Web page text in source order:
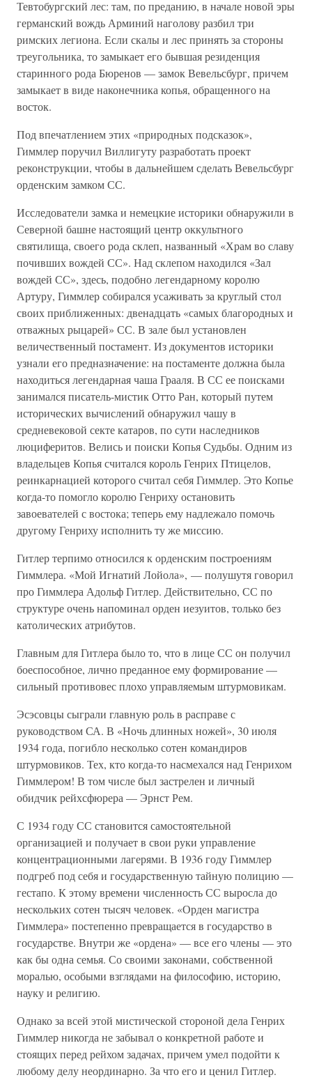
Тевтобургский лес: там, по преданию, в начале новой эры
германский вождь Арминий наголову разбил три
римских легиона. Если скалы и лес принять за стороны
треугольника, то замыкает его бывшая резиденция
старинного рода Бюренов — замок Вевельсбург, причем
замыкает в виде наконечника копья, обращенного на
восток.
Под впечатлением этих «природных подсказок»,
Гиммлер поручил Виллигуту разработать проект
реконструкции, чтобы в дальнейшем сделать Вевельсбург
орденским замком СС.
Исследователи замка и немецкие историки обнаружили в
Северной башне настоящий центр оккультного
святилища, своего рода склеп, названный «Храм во славу
почивших вождей СС». Над склепом находился «Зал
вождей СС», здесь, подобно легендарному королю
Артуру, Гиммлер собирался усаживать за круглый стол
своих приближенных: двенадцать «самых благородных и
отважных рыцарей» СС. В зале был установлен
величественный постамент. Из документов историки
узнали его предназначение: на постаменте должна была
находиться легендарная чаша Грааля. В СС ее поисками
занимался писатель-мистик Отто Ран, который путем
исторических вычислений обнаружил чашу в
средневековой секте катаров, по сути наследников
люциферитов. Велись и поиски Копья Судьбы. Одним из
владельцев Копья считался король Генрих Птицелов,
реинкарнацией которого считал себя Гиммлер. Это Копье
когда-то помогло королю Генриху остановить
завоевателей с востока; теперь ему надлежало помочь
другому Генриху исполнить ту же миссию.
Гитлер терпимо относился к орденским построениям
Гиммлера. «Мой Игнатий Лойола», — полушутя говорил
про Гиммлера Адольф Гитлер. Действительно, СС по
структуре очень напоминал орден иезуитов, только без
католических атрибутов.
Главным для Гитлера было то, что в лице СС он получил
боеспособное, лично преданное ему формирование —
сильный противовес плохо управляемым штурмовикам.
Эсэсовцы сыграли главную роль в расправе с
руководством СА. В «Ночь длинных ножей», 30 июля
1934 года, погибло несколько сотен командиров
штурмовиков. Тех, кто когда-то насмехался над Генрихом
Гиммлером! В том числе был застрелен и личный
обидчик рейхсфюрера — Эрнст Рем.
С 1934 году СС становится самостоятельной
организацией и получает в свои руки управление
концентрационными лагерями. В 1936 году Гиммлер
подгреб под себя и государственную тайную полицию —
гестапо. К этому времени численность СС выросла до
нескольких сотен тысяч человек. «Орден магистра
Гиммлера» постепенно превращается в государство в
государстве. Внутри же «ордена» — все его члены — это
как бы одна семья. Со своими законами, собственной
моралью, особыми взглядами на философию, историю,
науку и религию.
Однако за всей этой мистической стороной дела Генрих
Гиммлер никогда не забывал о конкретной работе и
стоящих перед рейхом задачах, причем умел подойти к
любому делу неординарно. За что его и ценил Гитлер.